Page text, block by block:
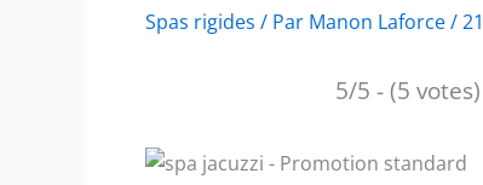
Spas rigides / Par Manon Laforce/
5/5 - (5 votes)